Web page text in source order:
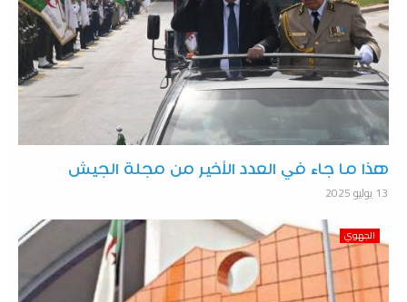
هذا ما جاء في العدد الأخير من مجلة الجيش
13 يوليو 2025
الجهوي